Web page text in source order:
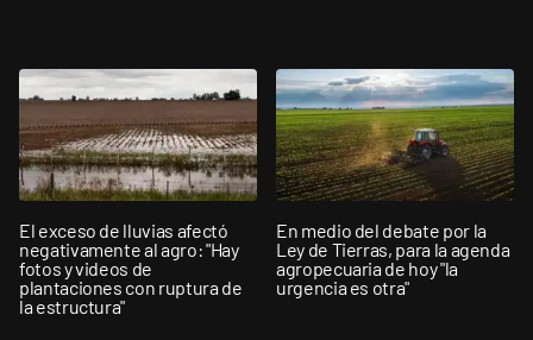
El exceso de lluvias afectó
negativamente al agro: "Hay
fotos y videos de
plantaciones con ruptura de
la estructura"
En medio del debate por la
Ley de Tierras, para la agenda
agropecuaria de hoy "la
urgencia es otra"